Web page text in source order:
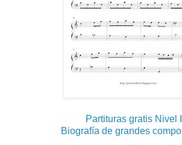
Partituras gratis Nivel II
Biografía de grandes